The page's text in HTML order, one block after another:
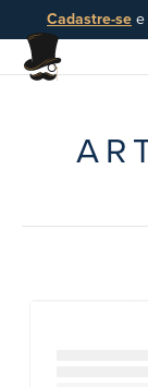
Cadastre-se e